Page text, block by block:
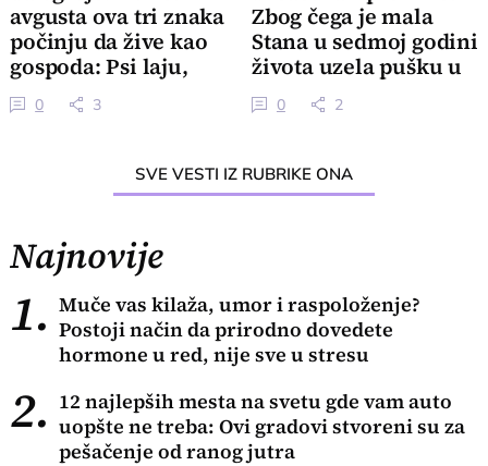
avgusta ova tri znaka
počinju da žive kao
gospoda: Psi laju,
vetar nosi
0 3
Zbog čega je mala
Stana u sedmoj godini
života uzela pušku u
ruke
0 2
SVE VESTI IZ RUBRIKE ONA
Najnovije
1. Muče vas kilaža, umor i raspoloženje?
Postoji način da prirodno dovedete
hormone u red, nije sve u stresu
2. 12 najlepših mesta na svetu gde vam auto
uopšte ne treba: Ovi gradovi stvoreni su za
pešačenje od ranog jutra